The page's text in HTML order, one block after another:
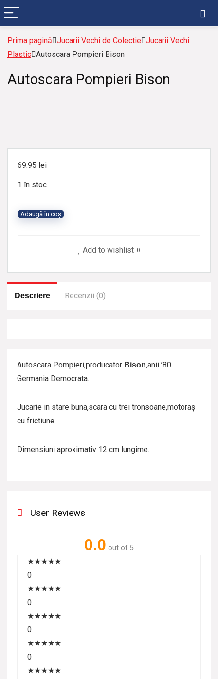
Prima pagină Jucarii Vechi de Colectie Jucarii Vechi
Plastic Autoscara Pompieri Bison
Autoscara Pompieri Bison
69.95 lei
1 în stoc
Cantitate
Adaugă în coș
Add to wishlist 0
Descriere Recenzii (0)
Autoscara Pompieri,producator Bison,anii ’80
Germania Democrata.
Jucarie in stare buna,scara cu trei tronsoane,motoraș
cu frictiune.
Dimensiuni aproximativ 12 cm lungime.
User Reviews
0.0 out of 5
★★★★★
0
★★★★★
0
★★★★★
0
★★★★★
0
★★★★★